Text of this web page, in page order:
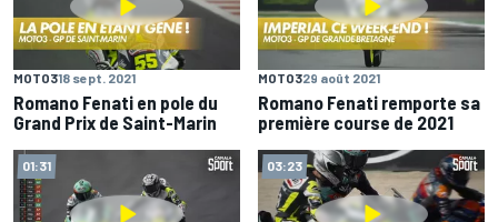
MOTO318 sept. 2021
Romano Fenati en pole du
Grand Prix de Saint-Marin
MOTO329 août 2021
Romano Fenati remporte sa
première course de 2021
01:31 03:23